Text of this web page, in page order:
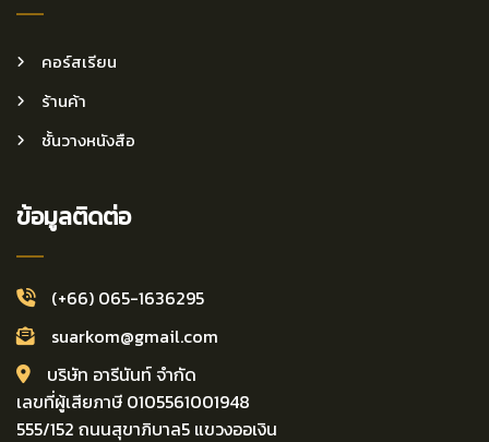
คอร์สเรียน
ร้านค้า
ชั้นวางหนังสือ
ข้อมูลติดต่อ
(+66) 065-1636295
suarkom@gmail.com
บริษัท อารีนันท์ จำกัด
เลขที่ผู้เสียภาษี 0105561001948
555/152 ถนนสุขาภิบาล5 แขวงออเงิน